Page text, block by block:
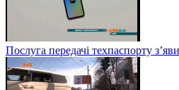
Послуга передачі техпаспорту